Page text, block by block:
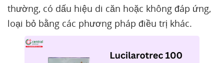
thường, có dấu hiệu di căn hoặc không đáp ứng,
loại bỏ bằng các phương pháp điều trị khác.